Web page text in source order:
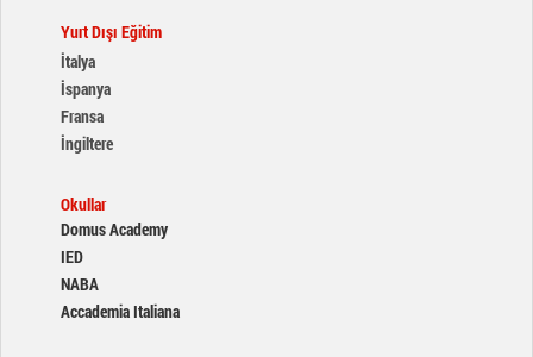
Yurt Dışı Eğitim
İtalya
İspanya
Fransa
İngiltere
Okullar
Domus Academy
IED
NABA
Accademia Italiana